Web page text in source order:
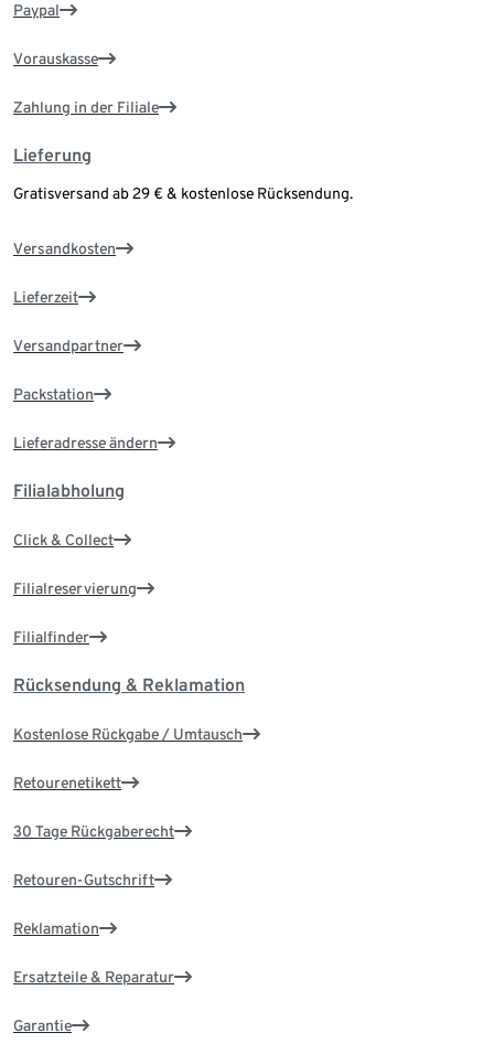
Paypal
Vorauskasse
Zahlung in der Filiale
Lieferung
Gratisversand ab 29 € & kostenlose Rücksendung.
Versandkosten
Lieferzeit
Versandpartner
Packstation
Lieferadresse ändern
Filialabholung
Click & Collect
Filialreservierung
Filialfinder
Rücksendung & Reklamation
Kostenlose Rückgabe / Umtausch
Retourenetikett
30 Tage Rückgaberecht
Retouren-Gutschrift
Reklamation
Ersatzteile & Reparatur
Garantie